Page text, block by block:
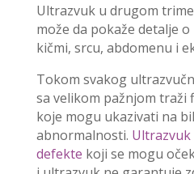
Ultrazvuk u drugom
može da pokaže detalje
kičmi, srcu, abdomenu i
Tokom svakog
sa velikom pažnjom traži
koje mogu ukazivati na
abnormalnosti.
defekte koji se mogu